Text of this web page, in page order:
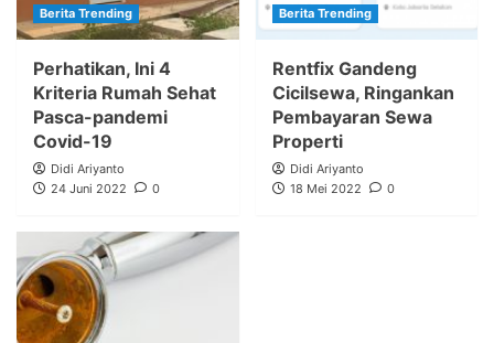
Berita Trending
Perhatikan, Ini 4
Kriteria Rumah Sehat
Pasca-pandemi
Covid-19
Didi Ariyanto
24 Juni 2022
0
Berita Trending
Rentfix Gandeng
Cicilsewa, Ringankan
Pembayaran Sewa
Properti
Didi Ariyanto
18 Mei 2022
0